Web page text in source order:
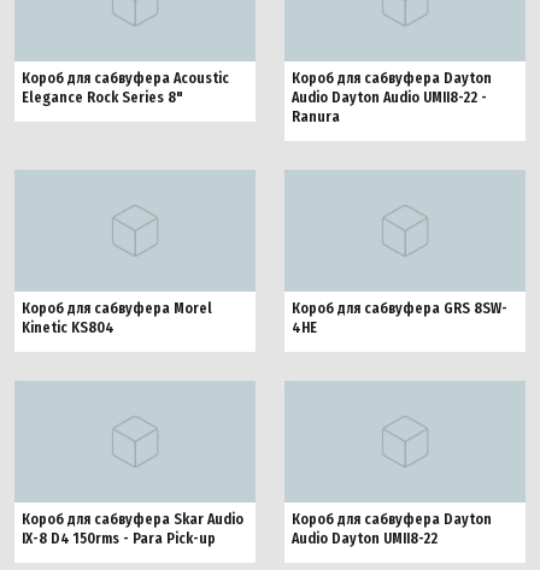
Короб для сабвуфера Acoustic
Elegance Rock Series 8"
Короб для сабвуфера Dayton
Audio Dayton Audio UMII8-22 -
Ranura
Короб для сабвуфера Morel
Kinetic KS804
Короб для сабвуфера GRS 8SW-
4HE
Короб для сабвуфера Skar Audio
IX-8 D4 150rms - Para Pick-up
Короб для сабвуфера Dayton
Audio Dayton UMII8-22